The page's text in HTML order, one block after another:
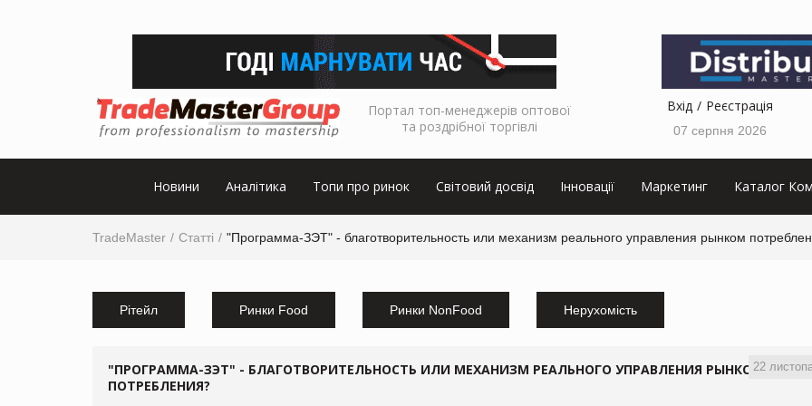
Портал топ-менеджерів оптової
та роздрібної торгівлі
Вхід Реєстрація
07 серпня 2026
Новини Аналітика Топи про ринок Світовий досвід Інновації Маркетинг Каталог
TradeMaster Статті "Программа-ЗЭТ" - благотворительность или механизм реального управления рынком
Рітейл Ринки Food Ринки NonFood Нерухомість
22
"ПРОГРАММА-ЗЭТ" - БЛАГОТВОРИТЕЛЬНОСТЬ ИЛИ МЕХАНИЗМ РЕАЛЬНОГО УПРАВЛЕНИЯ РЫНКОМ
ПОТРЕБЛЕНИЯ?